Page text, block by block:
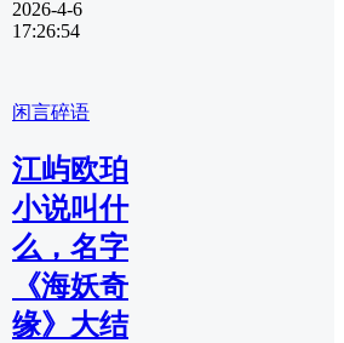
2026-4-6
17:26:54
闲言碎语
江屿欧珀
小说叫什
么，名字
《海妖奇
缘》大结